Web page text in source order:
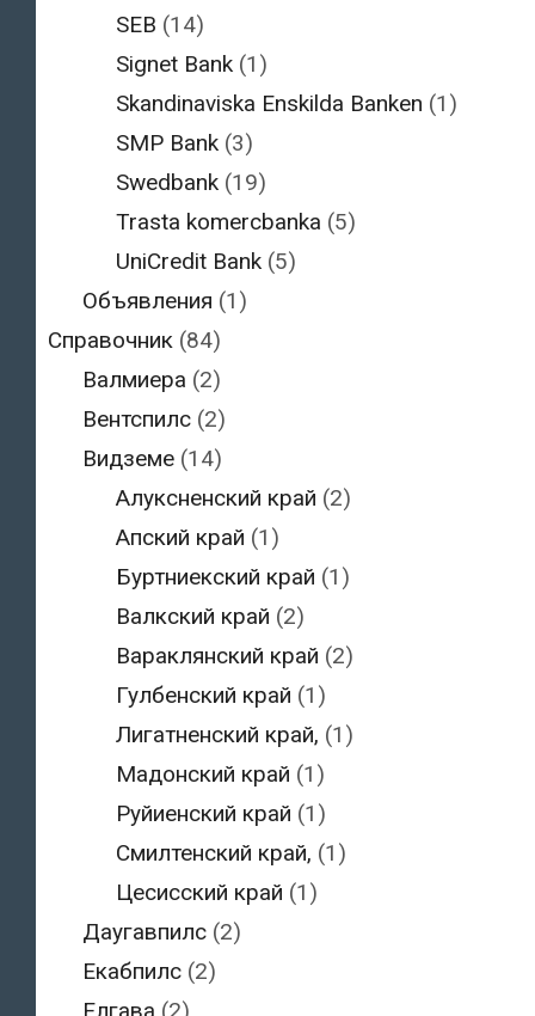
SEB (14)
Signet Bank (1)
Skandinaviska Enskilda Banken (1)
SMP Bank (3)
Swedbank (19)
Trasta komercbanka (5)
UniCredit Bank (5)
Объявления (1)
Справочник (84)
Валмиера (2)
Вентспилс(2)
Видземе(14)
Алуксненский край (2)
Апский край (1)
Буртниекский край (1)
Валкский край (2)
Вараклянский край (2)
Гулбенский край (1)
Лигатненский край, (1)
Мадонский край (1)
Руйиенский край (1)
Смилтенский край, (1)
Цесисский край (1)
Даугавпилс(2)
Екабпилс(2)
Елгава (2)